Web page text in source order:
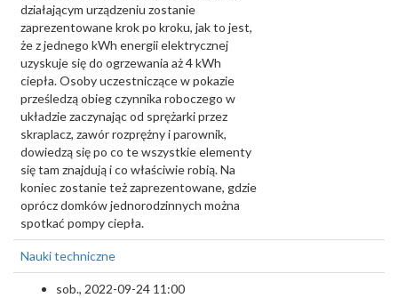
działającym urządzeniu zostanie
zaprezentowane krok po kroku, jak to jest,
że z jednego kWh energii elektrycznej
uzyskuje się do ogrzewania aż 4 kWh
ciepła. Osoby uczestniczące w pokazie
prześledzą obieg czynnika roboczego w
układzie zaczynając od sprężarki przez
skraplacz, zawór rozprężny i parownik,
dowiedzą się po co te wszystkie elementy
się tam znajdują i co właściwie robią. Na
koniec zostanie też zaprezentowane, gdzie
oprócz domków jednorodzinnych można
spotkać pompy ciepła.
Nauki techniczne
sob., 2022-09-24 11:00